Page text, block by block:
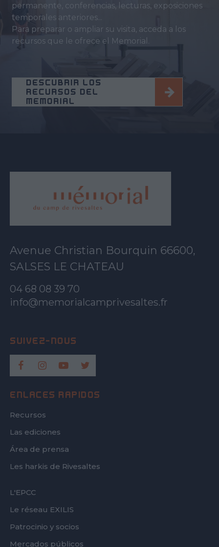
permanente, conferencias, lecturas, exposiciones
temporales anteriores...
Para preparar o ampliar su visita, acceda a los
recursos que le ofrece el Memorial.
DESCUBRIR LOS
RECURSOS DEL
MEMORIAL
Avenue Christian Bourquin 66600,
SALSES LE CHATEAU
04 68 08 39 70
info@memorialcamprivesaltes.fr
ENLACES RÁPIDOS
Recursos
Las ediciones
Área de prensa
Les harkis de Rivesaltes
FOOTER
L'EPCC
Le réseau EXILIS
Patrocinio y socios
Mercados públicos